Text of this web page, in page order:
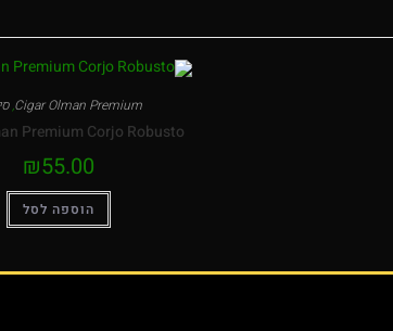
Cigar Olman Premium
,
Premium Corjo Robusto
₪55.00
הוספה לסל